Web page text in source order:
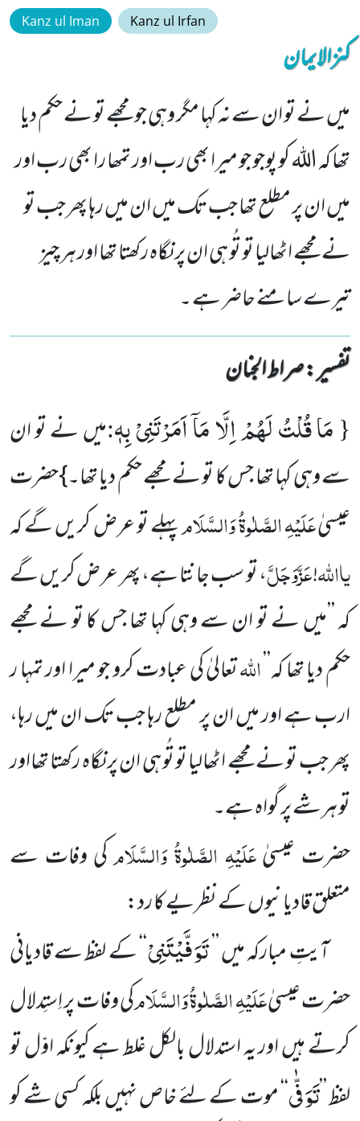
Kanz ul Iman Kanz ul Irfan
کنزالایمان
میں نے تو ان سے نہ کہا مگر وہی جو مجھے تو نے حکم دیا
تھا کہ اللہ کو پوجو جو میرا بھی رب اور تمھا را بھی رب اور
میں ان پر مطلع تھا جب تک میں ان میں رہا پھر جب تو
نے مجھے اٹھالیا تو تُو ہی ان پر نگاہ رکھتا تھا اور ہر چیز
تیرے سامنے حاضر ہے ۔
تفسیر : ‎صراط الجنان
{مَا قُلْتُ لَهُمْ اِلَّا مَاۤ اَمَرْتَنِیْ بِهٖ:میں نے تو ان
سے وہی کہا تھا جس کا تو نے مجھے حکم دیا تھا۔}حضرت
عیسیٰعَلَیْہِ الصَّلٰوۃُ وَالسَّلَامپہلے تو عرض کریں گے کہ
یااللہ!عَزَّوَجَلَّ، تو سب جانتا ہے، پھر عرض کریں گے
کہ ’’میں نے تو ان سے وہی کہا تھا جس کا تو نے مجھے
حکم دیا تھا کہ’’اللہتعالیٰ کی عبادت کرو جو میرا اور تمہا ر
ارب ہے اور میں ان پر مطلع رہا جب تک ان میں رہا،
پھر جب تو نے مجھے اٹھالیا تو تُو ہی ان پر نگاہ رکھتا تھااور
تو ہرشے پر گواہ ہے۔
حضرت عیسیٰعَلَیْہِ الصَّلٰوۃُ وَالسَّلَامکی وفات سے
متعلق قادیانیوں کے نظریے کا رد:
آیتِ مبارکہ میں ’’تَوَفَّیْتَنِیْ‘‘ کے لفظ سے قادیانی
حضرت عیسیٰعَلَیْہِ الصَّلٰوۃُ وَالسَّلَامکی وفات پر اِستِدلال
کرتے ہیں اور یہ استدلال بالکل غلط ہے کیونکہ اوّل تو
لفظ ’’تَوَفّٰى‘‘ موت کے لئے خاص نہیں بلکہ کسی شے کو